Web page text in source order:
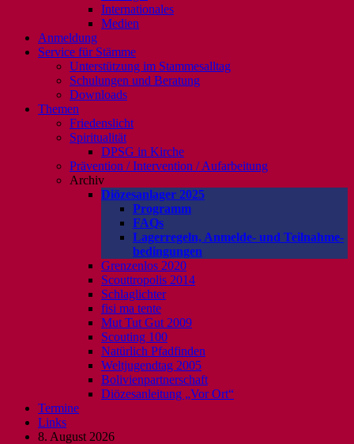
Internationales
Medien
Anmeldung
Service für Stämme
Unterstützung im Stammesalltag
Schulungen und Beratung
Downloads
Themen
Friedenslicht
Spiritualität
DPSG in Kirche
Prävention / Intervention / Aufarbeitung
Archiv
Diözesanlager 2025
Programm
FAQs
Lagerregeln, Anmelde- und Teilnahme-
bedingungen
Grenzenlos 2020
Scouttropolis 2014
Schlaglichter
fisi ma tente
Mut Tut Gut 2009
Scouting 100
Natürlich Pfadfinden
Weltjugendtag 2005
Bolivienpartnerschaft
Diözesanleitung „Vor Ort“
Termine
Links
8. August 2026